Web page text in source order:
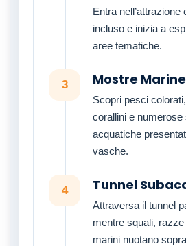
Entra nell’attrazione
incluso e inizia a
aree tematiche.
3 Mostre Marine
Scopri pesci
corallini e numerose
acquatiche
vasche.
4 Tunnel
Attraversa il tunnel
mentre squali,
marini nuotano